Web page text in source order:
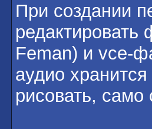
При создании
Feman) и vce-
аудио
рисовать,